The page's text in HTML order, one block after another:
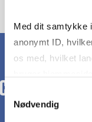
Med dit samtykke
anonymt ID,
os med, hvilket
markedsføring.
Samtykkevalg
Nødvendig